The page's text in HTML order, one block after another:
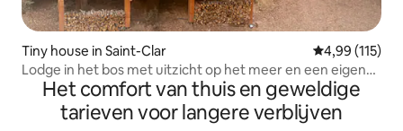
Tiny house in Saint-Clar Gemiddelde
4,99 (115)
Lodge in het bos met uitzicht op het meer en een eigen
bubbelbad
Het comfort van thuis en geweldige
tarieven voor langere verblijven